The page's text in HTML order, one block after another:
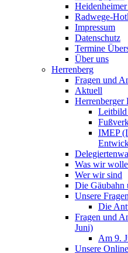
Radwege-
Impressum
Datenschutz
Termine
Über uns
Herrenberg
Fragen und
Aktuell
Herrenberger
Leitbild
IMEP
Was wir
Wer wir sind
Die Gäubahn
Unsere
Die
Fragen und
Juni)
Am 9.
Unsere